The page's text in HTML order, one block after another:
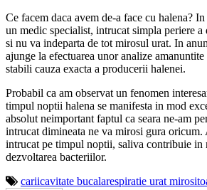
Ce facem daca avem de-a face cu halena?
un medic specialist, intrucat simpla periere
si nu va indeparta de tot mirosul urat. In
ajunge la efectuarea unor analize
stabili cauza exacta a producerii halenei.
Probabil ca am observat un fenomen
timpul noptii halena se manifesta in mod
absolut neimportant faptul ca seara ne-am
intrucat dimineata ne va mirosi gura oricum.
intrucat pe timpul noptii, saliva contribuie in
dezvoltarea bacteriilor.
cariicavitate bucalarespiratie urat